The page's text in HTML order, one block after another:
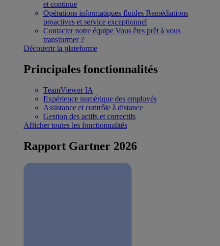
et continue
Opérations informatiques fluides Remédiations
proactives et service exceptionnel
Contacter notre équipe Vous êtes prêt à vous
transformer ?
Découvrir la plateforme
Principales fonctionnalités
TeamViewer IA
Expérience numérique des employés
Assistance et contrôle à distance
Gestion des actifs et correctifs
Afficher toutes les fonctionnalités
Rapport Gartner 2026